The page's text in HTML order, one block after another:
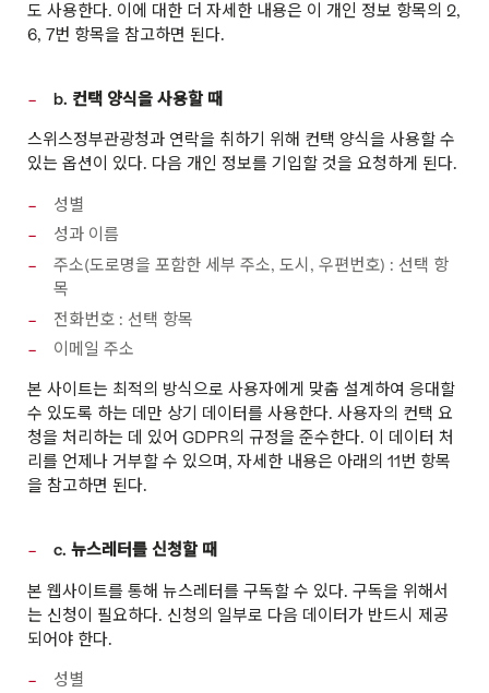
도 사용한다. 이에 대한 더 자세한 내용은 이 개인 정보 항목의 2,
6, 7번 항목을 참고하면 된다.
b. 컨택 양식을 사용할 때
스위스정부관광청과 연락을 취하기 위해 컨택 양식을 사용할 수
있는 옵션이 있다. 다음 개인 정보를 기입할 것을 요청하게 된다.
성별
성과 이름
주소(도로명을 포함한 세부 주소, 도시, 우편번호) : 선택 항
목
전화번호 : 선택 항목
이메일 주소
본 사이트는 최적의 방식으로 사용자에게 맞춤 설계하여 응대할
수 있도록 하는 데만 상기 데이터를 사용한다. 사용자의 컨택 요
청을 처리하는 데 있어 GDPR의 규정을 준수한다. 이 데이터 처
리를 언제나 거부할 수 있으며, 자세한 내용은 아래의 11번 항목
을 참고하면 된다.
c. 뉴스레터를 신청할 때
본 웹사이트를 통해 뉴스레터를 구독할 수 있다. 구독을 위해서
는 신청이 필요하다. 신청의 일부로 다음 데이터가 반드시 제공
되어야 한다.
성별